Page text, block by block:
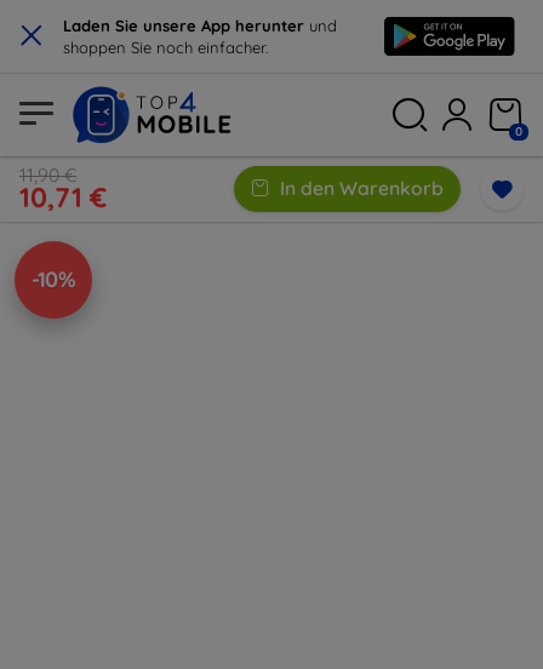
× Laden Sie unsere App herunter und
shoppen Sie noch einfacher.
0
11,90 €
10,71 € In den Warenkorb
-10%